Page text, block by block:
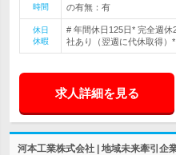
時間
の有無：有
休日
休暇
# 年間休日125日* 完全週
社あり（翌週に代休取得）
求人詳細を見る
河本工業株式会社 | 地域未来牽引